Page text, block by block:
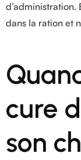
d’administration.
dans la ration et
cure
son